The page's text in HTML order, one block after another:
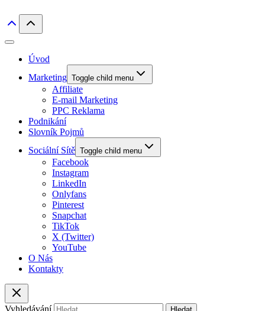
Úvod
Marketing Toggle child menu
Affiliate
E-mail Marketing
PPC Reklama
Podnikání
Slovník Pojmů
Sociální Sítě Toggle child menu
Facebook
Instagram
LinkedIn
Onlyfans
Pinterest
Snapchat
TikTok
X (Twitter)
YouTube
O Nás
Kontakty
Vyhledávání